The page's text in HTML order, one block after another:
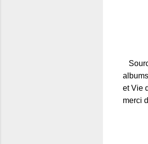
et Vie
merci